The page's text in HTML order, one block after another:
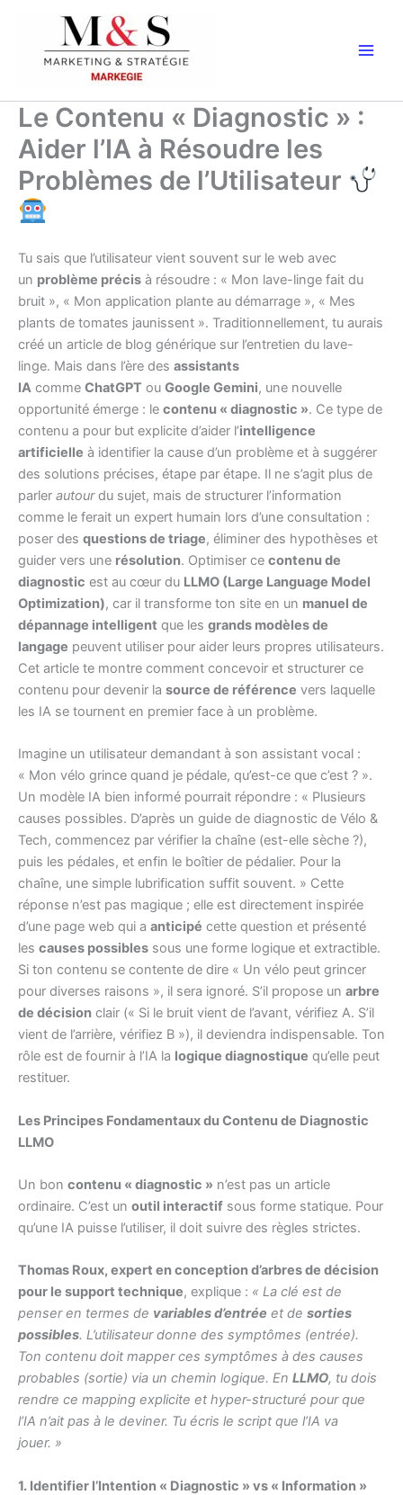
contenu
Le Contenu « Diagnostic » :
Aider l’IA à Résoudre les
Problèmes de l’Utilisateur
Tu sais que l’utilisateur vient souvent sur le web avec
un problème précis à résoudre : « Mon lave-linge fait du
bruit », « Mon application plante au démarrage », « Mes
plants de tomates jaunissent ». Traditionnellement, tu aurais
créé un article de blog générique sur l’entretien du lave-
linge. Mais dans l’ère des assistants
IA comme ChatGPT ou Google Gemini, une nouvelle
opportunité émerge : le contenu « diagnostic ». Ce type de
contenu a pour but explicite d’aider l’intelligence
artificielle à identifier la cause d’un problème et à suggérer
des solutions précises, étape par étape. Il ne s’agit plus de
parler autourdu sujet, mais de structurer l’information
comme le ferait un expert humain lors d’une consultation :
poser des questions de triage, éliminer des hypothèses et
guider vers une résolution. Optimiser ce contenu de
diagnostic est au cœur du LLMO (Large Language Model
Optimization), car il transforme ton site en un manuel de
dépannage intelligent que les grands modèles de
langage peuvent utiliser pour aider leurs propres utilisateurs.
Cet article te montre comment concevoir et structurer ce
contenu pour devenir la source de référence vers laquelle
les IA se tournent en premier face à un problème.
Imagine un utilisateur demandant à son assistant vocal :
« Mon vélo grince quand je pédale, qu’est-ce que c’est ? ».
Un modèle IA bien informé pourrait répondre : « Plusieurs
causes possibles. D’après un guide de diagnostic de Vélo &
Tech, commencez par vérifier la chaîne (est-elle sèche ?),
puis les pédales, et enfin le boîtier de pédalier. Pour la
chaîne, une simple lubrification suffit souvent. » Cette
réponse n’est pas magique ; elle est directement inspirée
d’une page web qui a anticipé cette question et présenté
les causes possibles sous une forme logique et extractible.
Si ton contenu se contente de dire « Un vélo peut grincer
pour diverses raisons », il sera ignoré. S’il propose un arbre
de décision clair (« Si le bruit vient de l’avant, vérifiez A. S’il
vient de l’arrière, vérifiez B »), il deviendra indispensable. Ton
rôle est de fournir à l’IA la logique diagnostique qu’elle peut
restituer.
Les Principes Fondamentaux du Contenu de Diagnostic
LLMO
Un bon contenu « diagnostic » n’est pas un article
ordinaire. C’est un outil interactif sous forme statique. Pour
qu’une IA puisse l’utiliser, il doit suivre des règles strictes.
Thomas Roux, expert en conception d’arbres de décision
pour le support technique, explique : « La clé est de
penser en termes de variables d’entrée et de sorties
possibles. L’utilisateur donne des symptômes (entrée).
Ton contenu doit mapper ces symptômes à des causes
probables (sortie) via un chemin logique. En LLMO, tu dois
rendre ce mapping explicite et hyper-structuré pour que
l’IA n’ait pas à le deviner. Tu écris le script que l’IA va
jouer. »
1. Identifier l’Intention « Diagnostic » vs « Information »